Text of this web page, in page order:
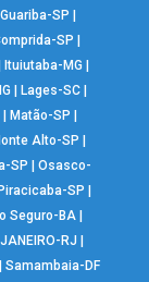
Guariba-SP
SP
Ituiutaba-MG
Lages-SC|
Matão-SP
Alto-SP
SP |Osasco-
Piracicaba-SP
Seguro-BA
JANEIRO-RJ
Samambaia-DF